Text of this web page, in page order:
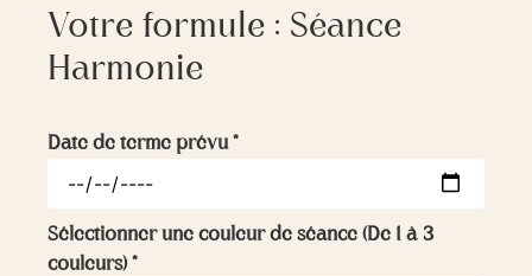
Votre formule : Séance
Harmonie
Date de terme prévu*
Sélectionner une couleur de séance (De 1 à 3
couleurs)*